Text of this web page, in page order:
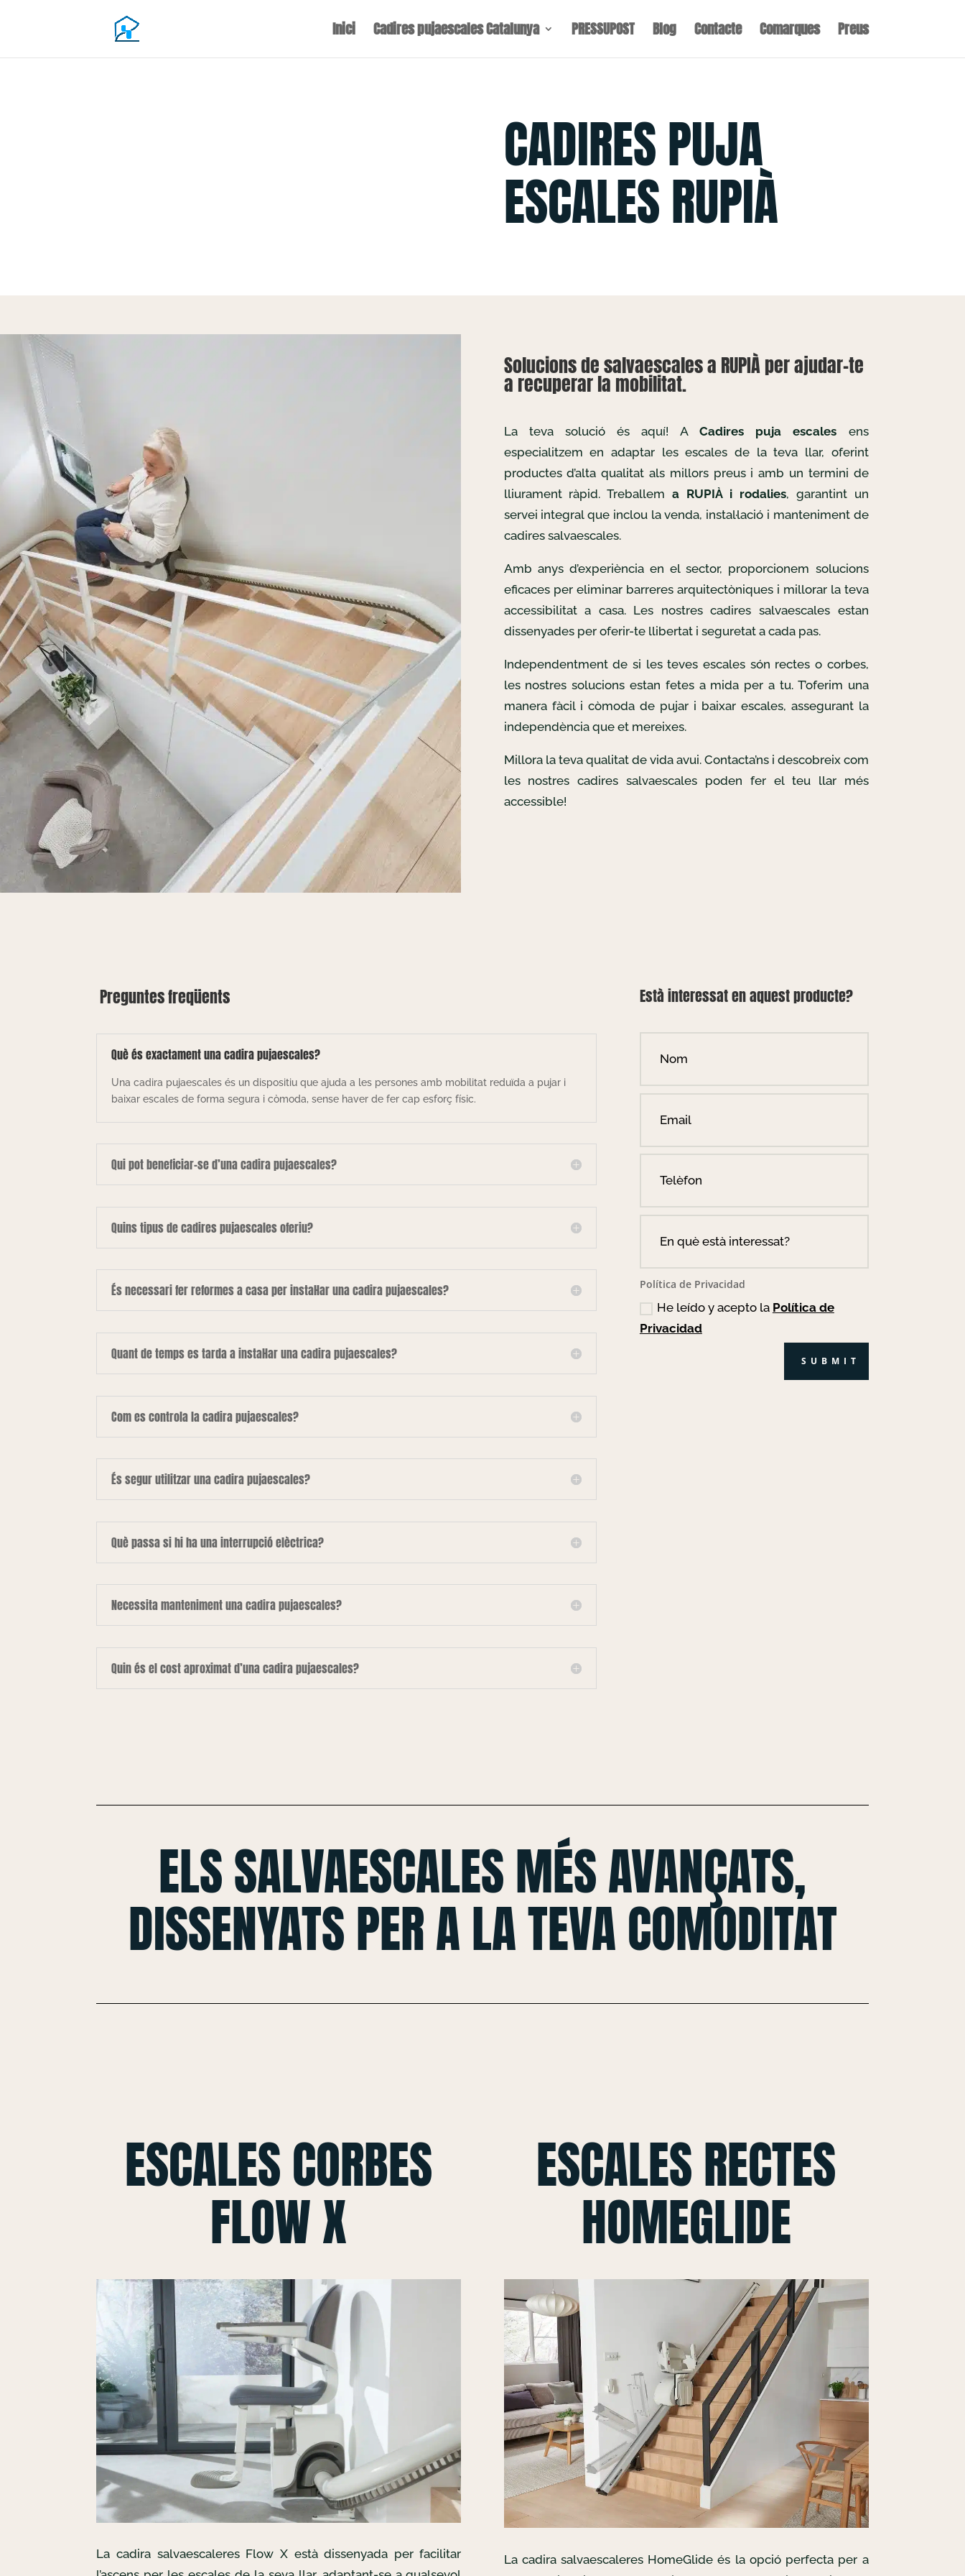
Inici Cadires pujaescales Catalunya PRESSUPOST Blog Contacte Comarques Preus
CADIRES PUJA
ESCALES RUPIÀ
Solucions de salvaescales a RUPIÀ per ajudar-te
a recuperar la mobilitat.
La teva solució és aquí! A Cadires puja escales ens
especialitzem en adaptar les escales de la teva llar, oferint
productes d’alta qualitat als millors preus i amb un termini de
lliurament ràpid. Treballema RUPIÀ i rodalies, garantint un
servei integral que inclou la venda, instal·lació i manteniment de
cadires salvaescales.
Amb anys d’experiència en el sector, proporcionem solucions
eficaces per eliminar barreres arquitectòniques i millorar la teva
accessibilitat a casa. Les nostres cadires salvaescales estan
dissenyades per oferir-te llibertat i seguretat a cada pas.
Independentment de si les teves escales són rectes o corbes,
les nostres solucions estan fetes a mida per a tu. T’oferim una
manera fàcil i còmoda de pujar i baixar escales, assegurant la
independència que et mereixes.
Millora la teva qualitat de vida avui. Contacta’ns i descobreix com
les nostres cadires salvaescales poden fer el teu llar més
accessible!
Preguntes freqüents
Què és exactament una cadira pujaescales?
Una cadira pujaescales és un dispositiu que ajuda a les persones amb mobilitat reduïda a pujar i
baixar escales de forma segura i còmoda, sense haver de fer cap esforç físic.
Qui pot beneficiar-se d’una cadira pujaescales?
Quins tipus de cadires pujaescales oferiu?
És necessari fer reformes a casa per instal·lar una cadira pujaescales?
Quant de temps es tarda a instal·lar una cadira pujaescales?
Com es controla la cadira pujaescales?
És segur utilitzar una cadira pujaescales?
Què passa si hi ha una interrupció elèctrica?
Necessita manteniment una cadira pujaescales?
Quin és el cost aproximat d’una cadira pujaescales?
Està interessat en aquest producte?
Política de Privacidad
He leído y acepto la Política de
Privacidad
SUBMIT
ELS SALVAESCALES MÉS AVANÇATS,
DISSENYATS PER A LA TEVA COMODITAT
ESCALES CORBES
FLOW X
La cadira salvaescaleres Flow X està dissenyada per facilitar
ESCALES RECTES
HOMEGLIDE
La cadira salvaescaleres HomeGlide és la opció perfecta per a